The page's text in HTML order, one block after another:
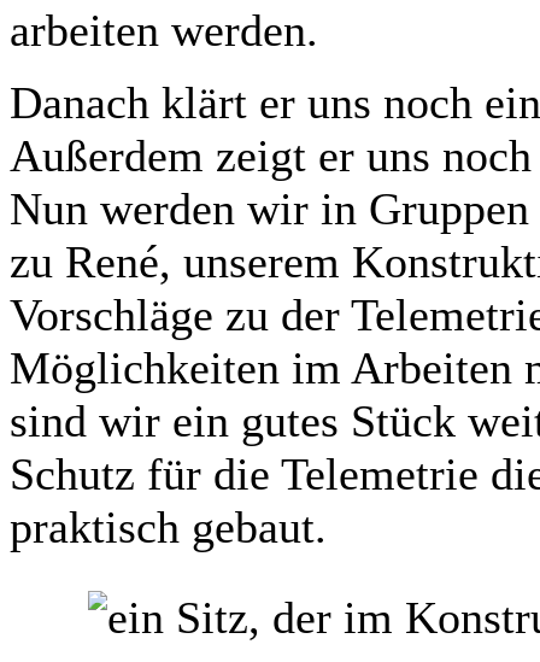
arbeiten werden.
Danach klärt er uns noch
Außerdem zeigt er uns
Nun werden wir in
zu René, unserem
Vorschläge zu der
Möglichkeiten im Arbeiten
sind wir ein gutes Stück
Schutz für die Telemetrie
praktisch gebaut.